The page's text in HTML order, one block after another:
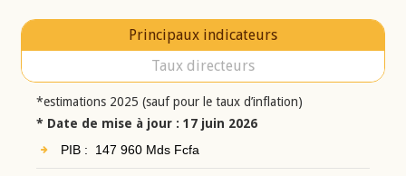
Principaux indicateurs
Taux directeurs
*estimations 2025 (sauf pour le taux d’inflation)
* Date de mise à jour : 17 juin 2026
PIB : 147 960 Mds Fcfa